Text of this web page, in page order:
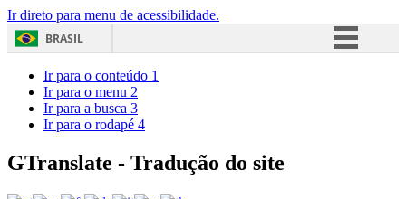
Ir direto para menu de acessibilidade.
BRASIL
Acesso à informação
Ir para o conteúdo 1
Ir para o menu 2
Ir para a busca 3
Ir para o rodapé 4
GTranslate - Tradução do site